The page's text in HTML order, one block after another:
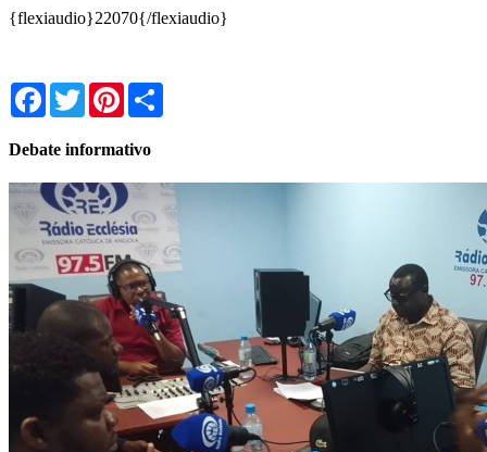
{flexiaudio}22070{/flexiaudio}
Facebook
TwitterPinterest
Debate informativo